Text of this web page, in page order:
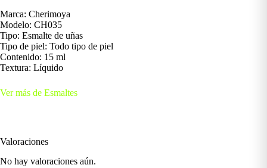
Marca: Cherimoya
Modelo: CH035
Tipo: Esmalte de uñas
Tipo de piel: Todo tipo de piel
Contenido: 15 ml
Textura: Líquido
Ver más de Esmaltes
Valoraciones
No hay valoraciones aún.